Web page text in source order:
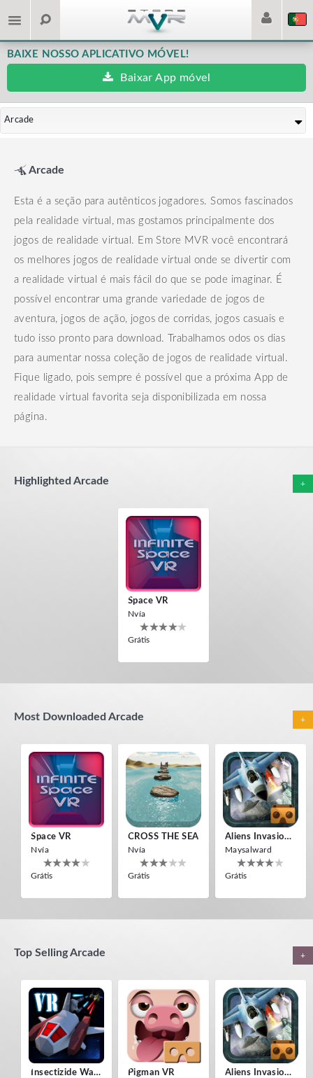
BAIXE NOSSO APLICATIVO MÓVEL!
Baixar App móvel
Arcade
Arcade
Esta é a seção para autênticos jogadores. Somos fascinados
pela realidade virtual, mas gostamos principalmente dos
jogos de realidade virtual. Em Store MVR você encontrará
os melhores jogos de realidade virtual onde se divertir com
a realidade virtual é mais fácil do que se pode imaginar. É
possível encontrar uma grande variedade de jogos de
aventura, jogos de ação, jogos de corridas, jogos casuais e
tudo isso pronto para download. Trabalhamos odos os dias
para aumentar nossa coleção de jogos de realidade virtual.
Fique ligado, pois sempre é possível que a próxima App de
realidade virtual favorita seja disponibilizada em nossa
página.
+
Highlighted Arcade
Space VR
Nvía
Grátis
+
Most Downloaded Arcade
Space VR
Nvía
Grátis
CROSS THE SEA
Nvía
Grátis
Aliens Invasion VR
Maysalward
Grátis
Pigman VR
ToroGames
Grátis
Insectizide Wars VR
OKINAKI S.L.
0.99€
+
Top Selling Arcade
Insectizide Wars VR Pigman VR Aliens Invasion VR